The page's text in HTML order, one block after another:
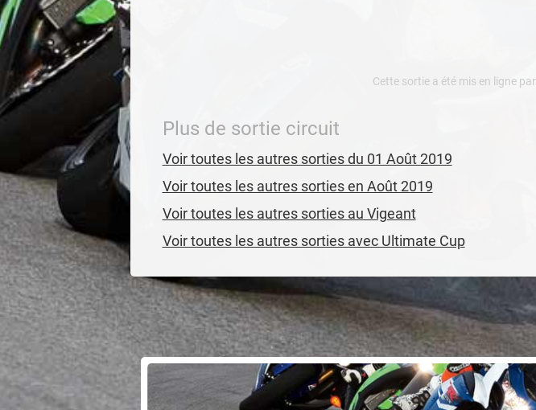
Cette sortie a été mis en ligne par
Plus de sortie circuit
Voir toutes les autres sorties du 01 Août 2019
Voir toutes les autres sorties en Août 2019
Voir toutes les autres sorties au Vigeant
Voir toutes les autres sorties avec Ultimate Cup